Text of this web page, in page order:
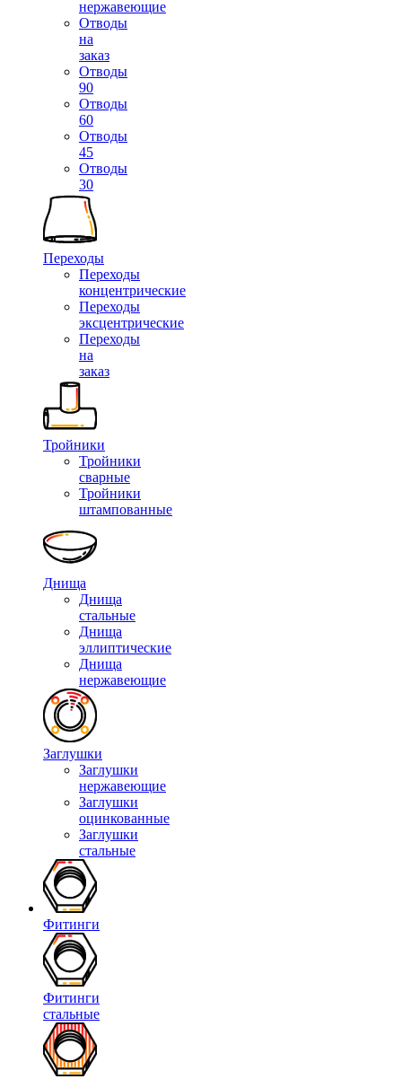
нержавеющие
Отводы
на
заказ
Отводы
90
Отводы
60
Отводы
45
Отводы
30
Переходы
Переходы
концентрические
Переходы
эксцентрические
Переходы
на
заказ
Тройники
Тройники
сварные
Тройники
штампованные
Днища
Днища
стальные
Днища
эллиптические
Днища
нержавеющие
Заглушки
Заглушки
нержавеющие
Заглушки
оцинкованные
Заглушки
стальные
Фитинги
Фитинги
стальные